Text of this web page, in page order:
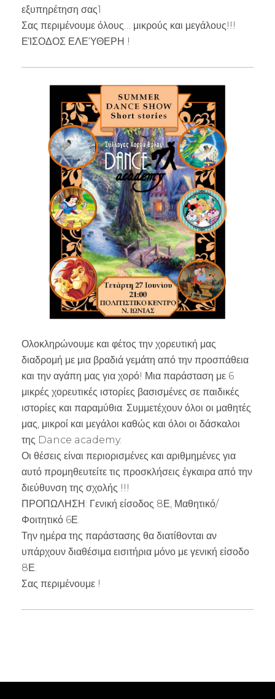
εξυπηρέτηση σας1
Σας περιμένουμε όλους… μικρούς και μεγάλους!!!
ΕΊΣΟΔΟΣ ΕΛΕΎΘΕΡΗ !
Ολοκληρώνουμε και φέτος την χορευτική μας
διαδρομή με μια βραδιά γεμάτη από την προσπάθεια
και την αγάπη μας για χορό! Μια παράσταση με 6
μικρές χορευτικές ιστορίες βασισμένες σε παιδικές
ιστορίες και παραμύθια. Συμμετέχουν όλοι οι μαθητές
μας, μικροί και μεγάλοι καθώς και όλοι οι δάσκαλοι
της Dance academy.
Οι θέσεις είναι περιορισμένες και αριθμημένες για
αυτό προμηθευτείτε τις προσκλήσεις έγκαιρα από την
διεύθυνση της σχολής !!!
ΠΡΟΠΩΛΗΣΗ: Γενική είσοδος 8Ε, Μαθητικό/
Φοιτητικό 6Ε.
Την ημέρα της παράστασης θα διατίθονται αν
υπάρχουν διαθέσιμα εισιτήρια μόνο με γενική είσοδο
8Ε.
Σας περιμένουμε !